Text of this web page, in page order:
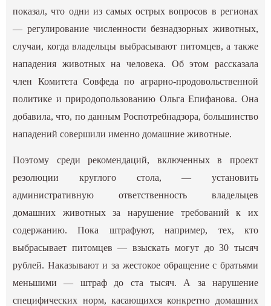
показал, что одни из самых острых вопросов в регионах
— регулирование численности безнадзорных животных,
случаи, когда владельцы выбрасывают питомцев, а также
нападения животных на человека. Об этом рассказала
член Комитета Совфеда по аграрно-продовольственной
политике и природопользованию Ольга Епифанова. Она
добавила, что, по данным Роспотребнадзора, большинство
нападений совершили именно домашние животные.
Поэтому среди рекомендаций, включенных в проект
резолюции круглого стола, — установить
административную ответственность владельцев
домашних животных за нарушение требований к их
содержанию. Пока штрафуют, например, тех, кто
выбрасывает питомцев — взыскать могут до 30 тысяч
рублей. Наказывают и за жестокое обращение с братьями
меньшими — штраф до ста тысяч. А за нарушение
специфических норм, касающихся конкретно домашних